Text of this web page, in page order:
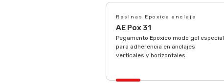
Resinas Epoxica anclaje
AE Pox 31
Pegamento Epoxico modo gel especial
para adherencia en anclajes
verticales y horizontales